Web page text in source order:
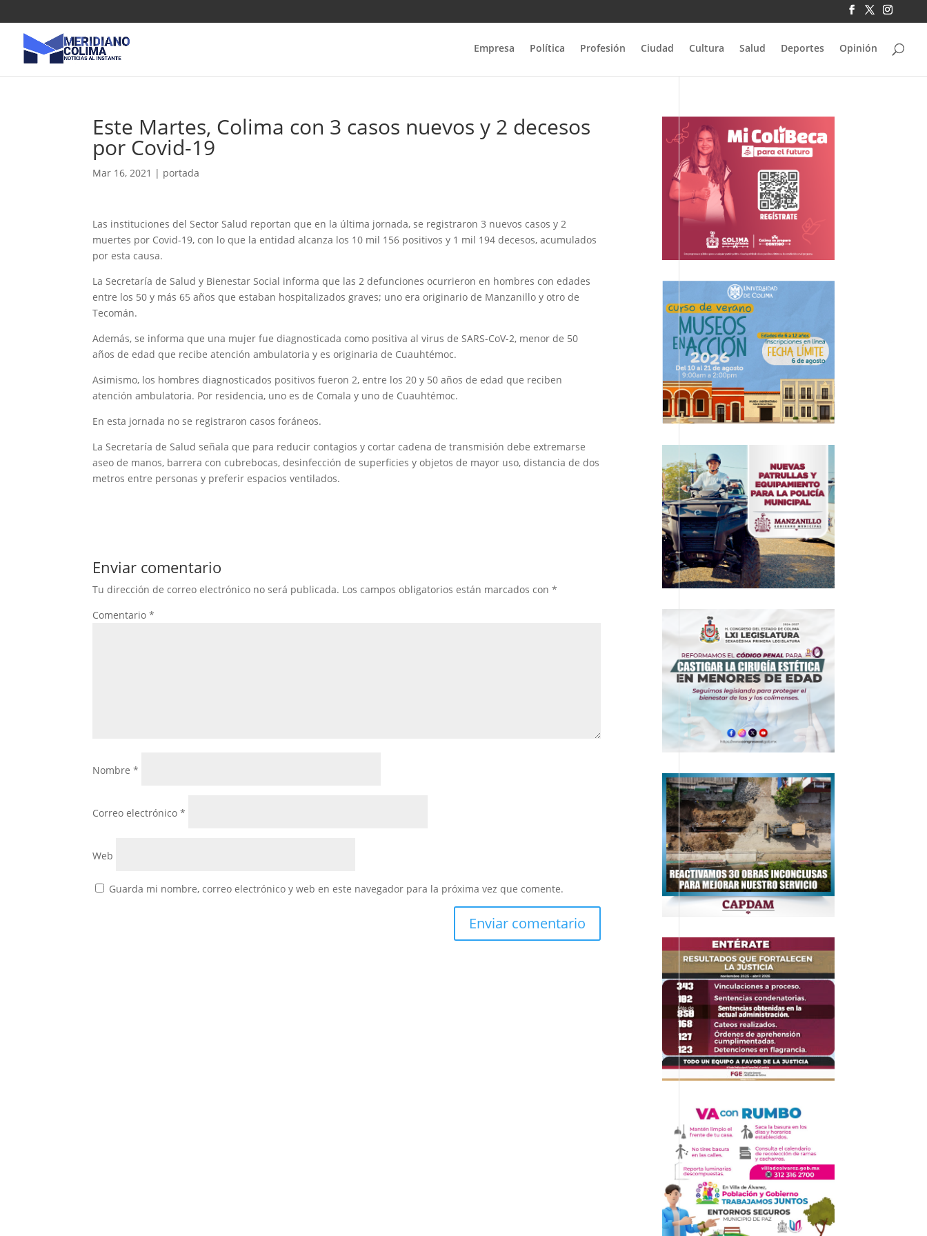
Empresa Política Profesión Ciudad Cultura Salud Deportes Opinión
Este Martes, Colima con 3 casos nuevos y 2 decesos
por Covid-19
Mar 16, 2021 | portada
Las instituciones del Sector Salud reportan que en la última jornada, se registraron 3 nuevos casos y 2
muertes por Covid-19, con lo que la entidad alcanza los 10 mil 156 positivos y 1 mil 194 decesos, acumulados
por esta causa.
La Secretaría de Salud y Bienestar Social informa que las 2 defunciones ocurrieron en hombres con edades
entre los 50 y más 65 años que estaban hospitalizados graves; uno era originario de Manzanillo y otro de
Tecomán.
Además, se informa que una mujer fue diagnosticada como positiva al virus de SARS-CoV-2, menor de 50
años de edad que recibe atención ambulatoria y es originaria de Cuauhtémoc.
Asimismo, los hombres diagnosticados positivos fueron 2, entre los 20 y 50 años de edad que reciben
atención ambulatoria. Por residencia, uno es de Comala y uno de Cuauhtémoc.
En esta jornada no se registraron casos foráneos.
La Secretaría de Salud señala que para reducir contagios y cortar cadena de transmisión debe extremarse
aseo de manos, barrera con cubrebocas, desinfección de superficies y objetos de mayor uso, distancia de dos
metros entre personas y preferir espacios ventilados.
Enviar comentario
Tu dirección de correo electrónico no será publicada. Los campos obligatorios están marcados con*
Comentario*
Nombre*
Correo electrónico*
Web
Guarda mi nombre, correo electrónico y web en este navegador para la próxima vez que comente.